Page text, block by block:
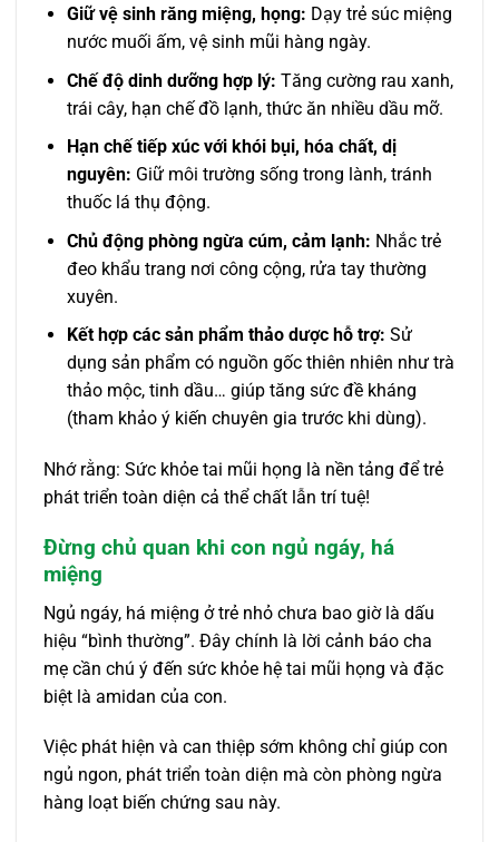
Giữ vệ sinh răng miệng, họng: Dạy trẻ súc miệng
nước muối ấm, vệ sinh mũi hàng ngày.
Chế độ dinh dưỡng hợp lý: Tăng cường rau xanh,
trái cây, hạn chế đồ lạnh, thức ăn nhiều dầu mỡ.
Hạn chế tiếp xúc với khói bụi, hóa chất, dị
nguyên: Giữ môi trường sống trong lành, tránh
thuốc lá thụ động.
Chủ động phòng ngừa cúm, cảm lạnh: Nhắc trẻ
đeo khẩu trang nơi công cộng, rửa tay thường
xuyên.
Kết hợp các sản phẩm thảo dược hỗ trợ: Sử
dụng sản phẩm có nguồn gốc thiên nhiên như trà
thảo mộc, tinh dầu… giúp tăng sức đề kháng
(tham khảo ý kiến chuyên gia trước khi dùng).
Nhớ rằng: Sức khỏe tai mũi họng là nền tảng để trẻ
phát triển toàn diện cả thể chất lẫn trí tuệ!
Đừng chủ quan khi con ngủ ngáy, há
miệng
Ngủ ngáy, há miệng ở trẻ nhỏ chưa bao giờ là dấu
hiệu “bình thường”. Đây chính là lời cảnh báo cha
mẹ cần chú ý đến sức khỏe hệ tai mũi họng và đặc
biệt là amidan của con.
Việc phát hiện và can thiệp sớm không chỉ giúp con
ngủ ngon, phát triển toàn diện mà còn phòng ngừa
hàng loạt biến chứng sau này.